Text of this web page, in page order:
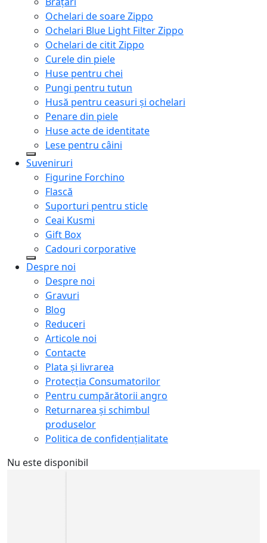
Ochelari de soare Zippo
Ochelari Blue Light Filter Zippo
Ochelari de citit Zippo
Curele din piele
Huse pentru chei
Pungi pentru tutun
Husă pentru ceasuri și ochelari
Penare din piele
Huse acte de identitate
Lese pentru câini
Suveniruri
Figurine Forchino
Flască
Suporturi pentru sticle
Ceai Kusmi
Gift Box
Cadouri corporative
Despre noi
Despre noi
Gravuri
Blog
Reduceri
Articole noi
Contacte
Plata și livrarea
Protecţia Consumatorilor
Pentru cumpărătorii angro
Returnarea și schimbul
produselor
Politica de confidențialitate
Nu este disponibil